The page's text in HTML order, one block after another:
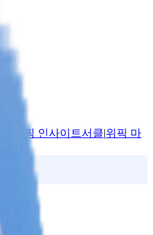
위픽 인사이트서클|위픽 마